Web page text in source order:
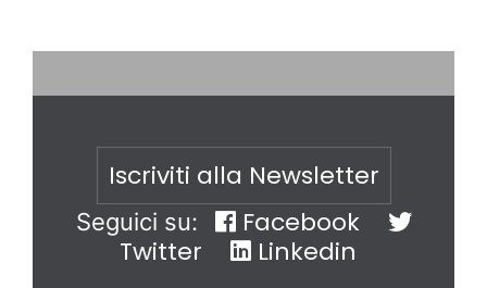
Iscriviti alla Newsletter
Seguici su:
Facebook
Twitter
Linkedin